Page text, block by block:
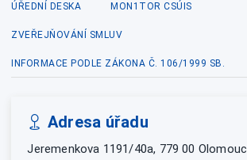
ÚŘEDNÍ DESKA MON1TOR CSÚIS
ZVEŘEJŇOVÁNÍ SMLUV
INFORMACE PODLE ZÁKONA Č. 106/1999 SB.
Adresa úřadu
Jeremenkova 1191/40a, 779 00 Olomouc